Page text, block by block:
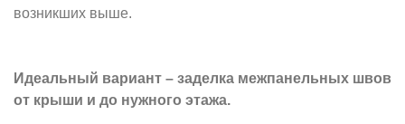
возникших выше.
Идеальный вариант – заделка межпанельных швов
от крыши и до нужного этажа.